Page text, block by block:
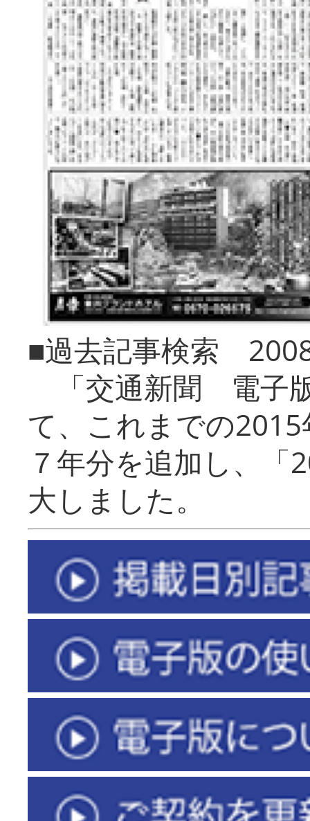
■過去記事検索
「交通新聞 電子
て、これまでの
７年分を追加し、「
大しまし